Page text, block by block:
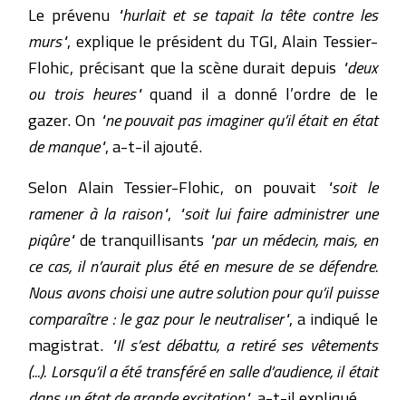
Le prévenu "hurlait et se tapait la tête contre les
murs", explique le président du TGI, Alain Tessier-
Flohic, précisant que la scène durait depuis "deux
ou trois heures"quand il a donné l’ordre de le
gazer. On "ne pouvait pas imaginer qu’il était en état
de manque", a-t-il ajouté.
Selon Alain Tessier-Flohic, on pouvait "soit le
ramener à la raison", "soit lui faire administrer une
piqûre"de tranquillisants "par un médecin, mais, en
ce cas, il n’aurait plus été en mesure de se défendre.
Nous avons choisi une autre solution pour qu’il puisse
comparaître : le gaz pour le neutraliser", a indiqué le
magistrat. "Il s’est débattu, a retiré ses vêtements
(...). Lorsqu’il a été transféré en salle d’audience, il était